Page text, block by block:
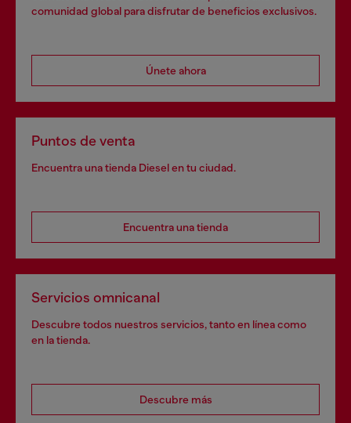
comunidad global para disfrutar de beneficios exclusivos.
Únete ahora
Puntos de venta
Encuentra una tienda Diesel en tu ciudad.
Encuentra una tienda
Servicios omnicanal
Descubre todos nuestros servicios, tanto en línea como
en la tienda.
Descubre más